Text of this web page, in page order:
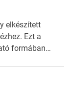
az URL-
a cég
felhasználó
elkészített
Ezt a
formában
Minden